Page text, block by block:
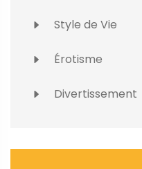
Style de Vie
Érotisme
Divertissement